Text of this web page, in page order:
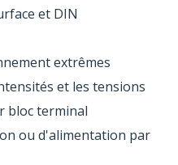
et DIN
extrêmes
et les tensions
bloc terminal
ou d'alimentation par